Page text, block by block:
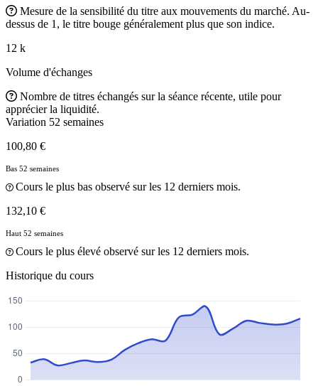
Mesure de la sensibilité du titre aux mouvements du marché. Au-
dessus de 1, le titre bouge généralement plus que son indice.
12 k
Volume d'échanges
Nombre de titres échangés sur la séance récente, utile pour
apprécier la liquidité.
Variation 52 semaines
100,80 €
Bas 52 semaines
Cours le plus bas observé sur les 12 derniers mois.
132,10 €
Haut 52 semaines
Cours le plus élevé observé sur les 12 derniers mois.
Historique du cours